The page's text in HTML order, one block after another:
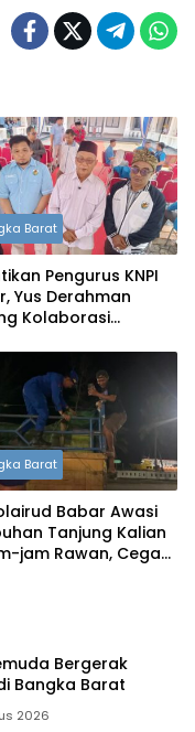
Barat
Pengurus KNPI
Yus Derahman
Kolaborasi
Barat
Babar Awasi
Tanjung Kalian
jam Rawan, Cegah
Bergerak
Bangka Barat
2026